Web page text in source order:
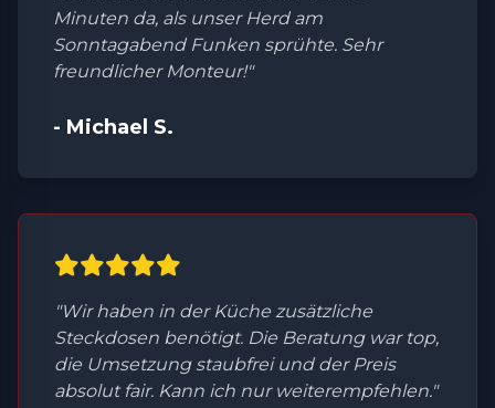
Minuten da, als unser Herd am
Sonntagabend Funken sprühte. Sehr
freundlicher Monteur!"
- Michael S.
"Wir haben in der Küche zusätzliche
Steckdosen benötigt. Die Beratung war top,
die Umsetzung staubfrei und der Preis
absolut fair. Kann ich nur weiterempfehlen."